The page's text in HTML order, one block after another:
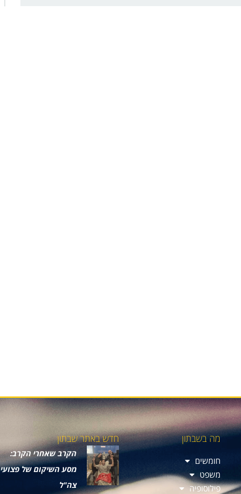
מה בשבתון
חומשים
משפט
פילוסופיה
חדש באתר שבתון
הקרב שאחרי הקרב:
מסע השיקום של פצועי
צה"ל